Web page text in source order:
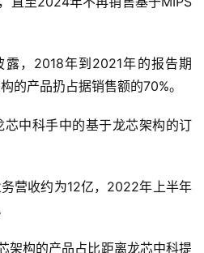
，2018年到2021年的报告期
的产品扔占据销售额的70%。
中科手中的基于龙芯架构的订
营收约为12亿，2022年上半年
架构的产品占比距离龙芯中科提